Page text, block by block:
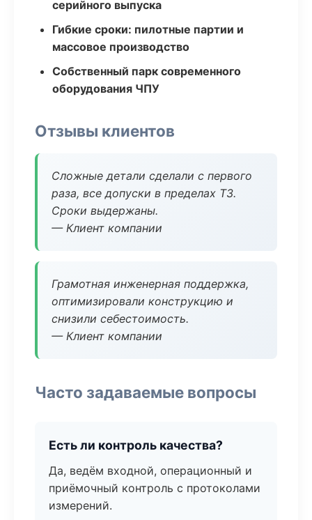
серийного выпуска
Гибкие сроки: пилотные партии и
массовое производство
Собственный парк современного
оборудования ЧПУ
Отзывы клиентов
Сложные детали сделали с первого
раза, все допуски в пределах ТЗ.
Сроки выдержаны.
— Клиент компании
Грамотная инженерная поддержка,
оптимизировали конструкцию и
снизили себестоимость.
— Клиент компании
Часто задаваемые вопросы
Есть ли контроль качества?
Да, ведём входной, операционный и
приёмочный контроль с протоколами
измерений.